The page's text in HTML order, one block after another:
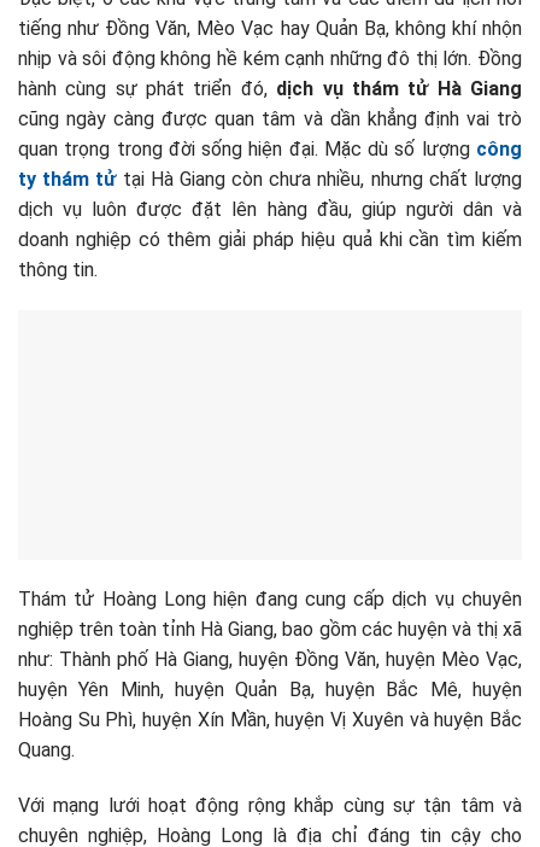
tiếng như Đồng Văn, Mèo Vạc hay Quản Bạ, không khí nhộn
nhịp và sôi động không hề kém cạnh những đô thị lớn. Đồng
hành cùng sự phát triển đó, dịch vụ thám tử Hà Giang
cũng ngày càng được quan tâm và dần khẳng định vai trò
quan trọng trong đời sống hiện đại. Mặc dù số lượng công
ty thám tửtại Hà Giang còn chưa nhiều, nhưng chất lượng
dịch vụ luôn được đặt lên hàng đầu, giúp người dân và
doanh nghiệp có thêm giải pháp hiệu quả khi cần tìm kiếm
thông tin.
Thám tử Hoàng Long hiện đang cung cấp dịch vụ chuyên
nghiệp trên toàn tỉnh Hà Giang, bao gồm các huyện và thị xã
như: Thành phố Hà Giang, huyện Đồng Văn, huyện Mèo Vạc,
huyện Yên Minh, huyện Quản Bạ, huyện Bắc Mê, huyện
Hoàng Su Phì, huyện Xín Mần, huyện Vị Xuyên và huyện Bắc
Quang.
Với mạng lưới hoạt động rộng khắp cùng sự tận tâm và
chuyên nghiệp, Hoàng Long là địa chỉ đáng tin cậy cho